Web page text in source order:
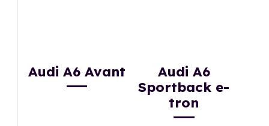
Audi A6 Avant
Audi A6
Sportback e-
tron